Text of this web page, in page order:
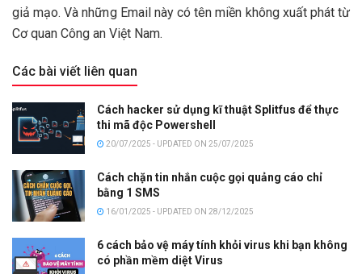
giả mạo. Và những Email này có tên miền không xuất phát từ
Cơ quan Công an Việt Nam.
Các bài viết liên quan
Cách hacker sử dụng kĩ thuật Splitfus để thực
thi mã độc Powershell
20/07/2025 - UPDATED ON 25/07/2025
Cách chặn tin nhắn cuộc gọi quảng cáo chỉ
bằng 1 SMS
16/01/2025 - UPDATED ON 28/12/2025
6 cách bảo vệ máy tính khỏi virus khi bạn không
có phần mềm diệt Virus